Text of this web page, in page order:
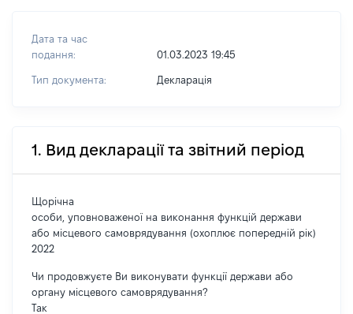
Дата та час
подання:
01.03.2023 19:45
Тип документа: Декларація
1. Вид декларації та звітний період
Щорічна
особи, уповноваженої на виконання функцій держави
або місцевого самоврядування (охоплює попередній рік)
2022
Чи продовжуєте Ви виконувати функції держави або
органу місцевого самоврядування?
Так